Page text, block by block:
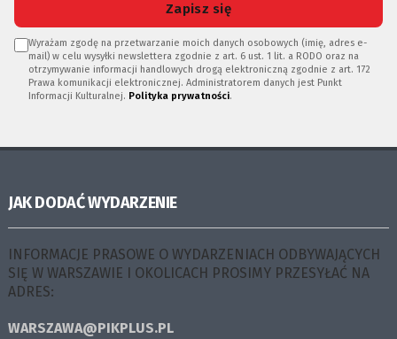
Zapisz się
Wyrażam zgodę na przetwarzanie moich danych osobowych (imię, adres e-
mail) w celu wysyłki newslettera zgodnie z art. 6 ust. 1 lit. a RODO oraz na
otrzymywanie informacji handlowych drogą elektroniczną zgodnie z art. 172
Prawa komunikacji elektronicznej. Administratorem danych jest Punkt
Informacji Kulturalnej. Polityka prywatności.
JAK DODAĆ WYDARZENIE
INFORMACJE PRASOWE O WYDARZENIACH ODBYWAJĄCYCH
SIĘ W WARSZAWIE I OKOLICACH PROSIMY PRZESYŁAĆ NA
ADRES:
WARSZAWA@PIKPLUS.PL